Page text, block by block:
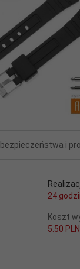
i
24
Koszt
5.50 PLN